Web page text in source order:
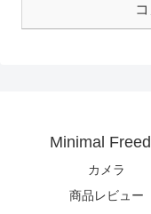
Minimal
カメラ
商品レビュー